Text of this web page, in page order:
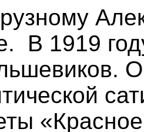
В 1919